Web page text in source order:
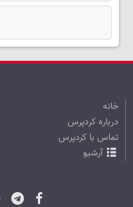
خانه
درباره کردپرس
تماس با کردپرس
آرشیو